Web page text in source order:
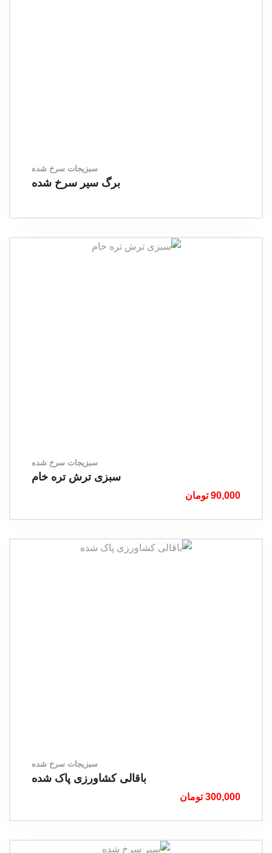
سبزیجات سرخ شده
برگ سیر سرخ شده
سبزیجات سرخ شده
سبزی ترش تره خام
90,000 تومان
سبزیجات سرخ شده
باقالی کشاورزی پاک شده
300,000 تومان